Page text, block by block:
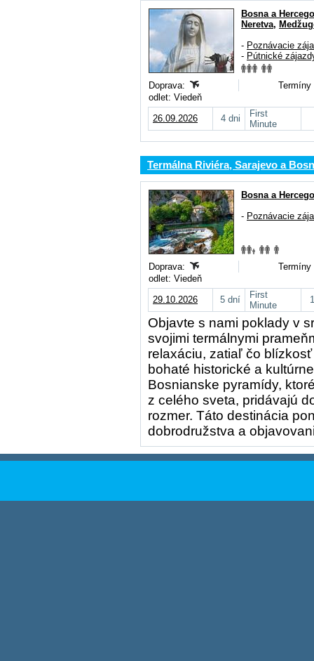
Bosna a
Neretva,
- Poznávacie
- Pútnické
Doprava:
Termíny
odlet: Viedeň
26.09.2026
4 dni
First
Minute
Termálna Riviéra, Sarajevo a
Bosna a
- Poznávacie
Doprava:
Termíny
odlet: Viedeň
29.10.2026
5 dní
First
Minute
Objavte s nami poklady v
svojimi termálnymi
relaxáciu, zatiaľ čo
bohaté historické a
Bosnianske pyramídy,
z celého sveta, pridávajú
rozmer. Táto destinácia
dobrodružstva a